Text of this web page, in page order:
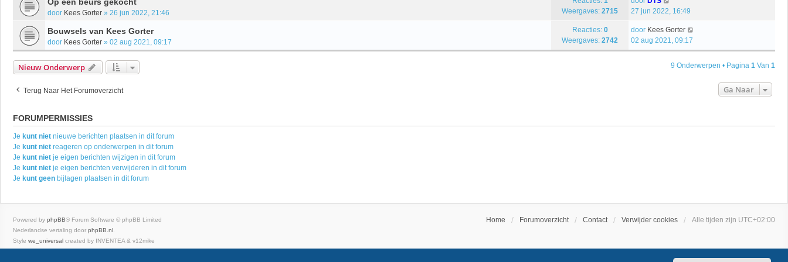
door Kees Gorter » 26 jun 2022, 21:46
Weergaves: 2715
27 jun 2022, 16:49
Bouwsels van Kees Gorter
door Kees Gorter » 02 aug 2021, 09:17
Reacties: 0
Weergaves: 2742
door Kees Gorter
02 aug 2021, 09:17
Nieuw Onderwerp 9 Onderwerpen • Pagina 1 Van 1
Terug Naar Het Forumoverzicht Ga Naar
FORUMPERMISSIES
Je kunt niet nieuwe berichten plaatsen in dit forum
Je kunt niet reageren op onderwerpen in dit forum
Je kunt niet je eigen berichten wijzigen in dit forum
Je kunt niet je eigen berichten verwijderen in dit forum
Je kunt geen bijlagen plaatsen in dit forum
Home Forumoverzicht Contact Verwijder cookies Alle tijden zijn UTC+02:00
Powered by phpBB® Forum Software © phpBB Limited
Nederlandse vertaling door phpBB.nl
Style we_universal created by INVENTEA & v12mike